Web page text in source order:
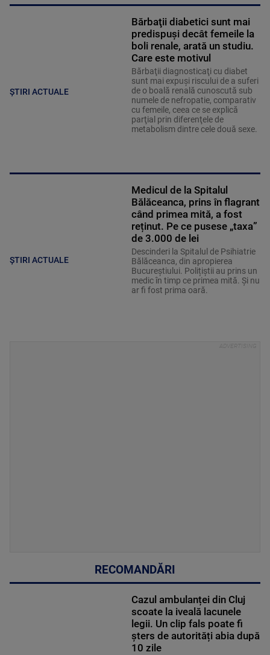
ȘTIRI ACTUALE
Bărbaţii diabetici sunt mai
predispuşi decât femeile la
boli renale, arată un studiu.
Care este motivul
Bărbaţii diagnosticaţi cu diabet
sunt mai expuşi riscului de a suferi
de o boală renală cunoscută sub
numele de nefropatie, comparativ
cu femeile, ceea ce se explică
parţial prin diferenţele de
metabolism dintre cele două sexe.
ȘTIRI ACTUALE
Medicul de la Spitalul
Bălăceanca, prins în flagrant
când primea mită, a fost
reținut. Pe ce pusese „taxa”
de 3.000 de lei
Descinderi la Spitalul de Psihiatrie
Bălăceanca, din apropierea
Bucureștiului. Polițiștii au prins un
medic în timp ce primea mită. Și nu
ar fi fost prima oară.
RECOMANDĂRI
Cazul ambulanței din Cluj
scoate la iveală lacunele
legii. Un clip fals poate fi
șters de autorități abia după
10 zile